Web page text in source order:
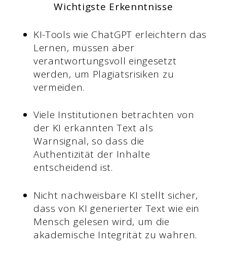
Wichtigste Erkenntnisse
KI-Tools wie ChatGPT erleichtern das
Lernen, müssen aber
verantwortungsvoll eingesetzt
werden, um Plagiatsrisiken zu
vermeiden.
Viele Institutionen betrachten von
der KI erkannten Text als
Warnsignal, so dass die
Authentizität der Inhalte
entscheidend ist.
Nicht nachweisbare KI stellt sicher,
dass von KI generierter Text wie ein
Mensch gelesen wird, um die
akademische Integrität zu wahren.